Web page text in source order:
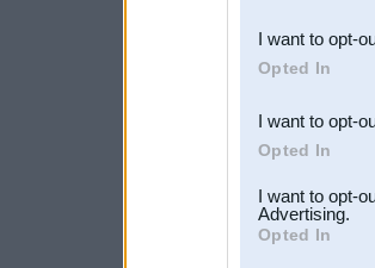
third parties.
I want to opt-
Opted In
I want to opt-
Opted In
I want to opt-
Advertising.
Opted In